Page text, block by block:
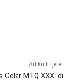
Artikulli tjetër
Gelar MTQ XXXI di